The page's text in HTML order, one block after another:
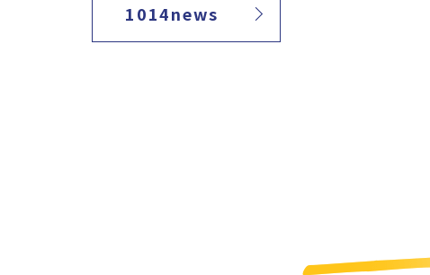
1014news